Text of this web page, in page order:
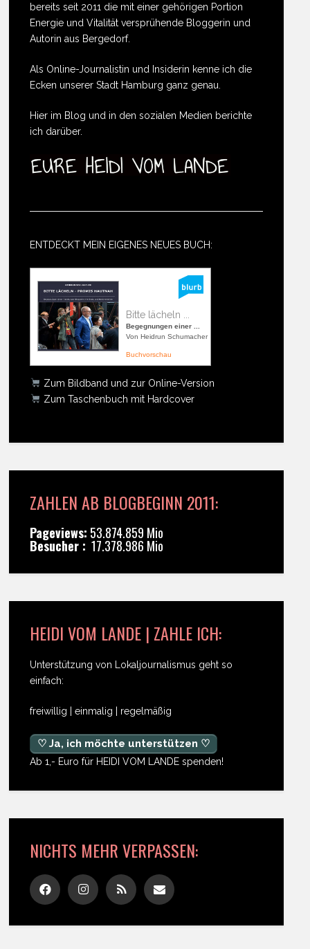
bereits seit 2011 die mit einer gehörigen Portion
Energie und Vitalität versprühende Bloggerin und
Autorin aus Bergedorf.
Als Online-Journalistin und Insiderin kenne ich die
Ecken unserer Stadt Hamburg ganz genau.
Hier im Blog und in den sozialen Medien berichte
ich darüber.
ENTDECKT MEIN EIGENES NEUES BUCH:
Bitte lächeln ...
Begegnungen einer ...
Von Heidrun Schumacher
Buchvorschau
Zum Bildband und zur Online-Version
Zum Taschenbuch mit Hardcover
ZAHLEN AB BLOGBEGINN 2011:
Pageviews: 53.874.859 Mio
Besucher : 17.378.986 Mio
HEIDI VOM LANDE | ZAHLE ICH:
Unterstützung von Lokaljournalismus geht so
einfach:
freiwillig | einmalig | regelmäßig
♡ Ja, ich möchte unterstützen ♡
Ab 1,- Euro für HEIDI VOM LANDE spenden!
NICHTS MEHR VERPASSEN: